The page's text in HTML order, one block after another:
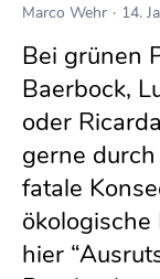
Marco Wehr 14.
Bei grünen
Baerbock,
oder
gerne
fatale
hier